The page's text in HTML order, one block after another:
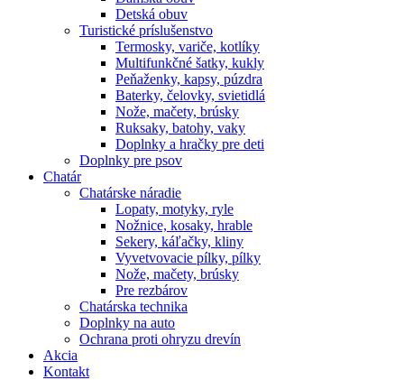
Detská obuv
Turistické príslušenstvo
Termosky, variče, kotlíky
Multifunkčné šatky, kukly
Peňaženky, kapsy, púzdra
Baterky, čelovky, svietidlá
Nože, mačety, brúsky
Ruksaky, batohy, vaky
Doplnky a hračky pre deti
Doplnky pre psov
Chatár
Chatárske náradie
Lopaty, motyky, ryle
Nožnice, kosaky, hrable
Sekery, káľačky, kliny
Vyvetvovacie pílky, pílky
Nože, mačety, brúsky
Pre rezbárov
Chatárska technika
Doplnky na auto
Ochrana proti ohryzu drevín
Akcia
Kontakt